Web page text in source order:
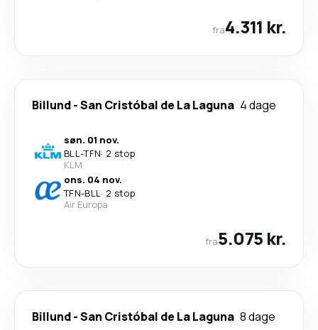
fra4.311 kr.
Billund-San Cristóbal de La Laguna 4 dage
søn. 01 nov.
BLL-TFN· 2 stop
KLM
ons. 04 nov.
TFN-BLL· 2 stop
Air Europa
fra5.075 kr.
Billund-San Cristóbal de La Laguna 8 dage